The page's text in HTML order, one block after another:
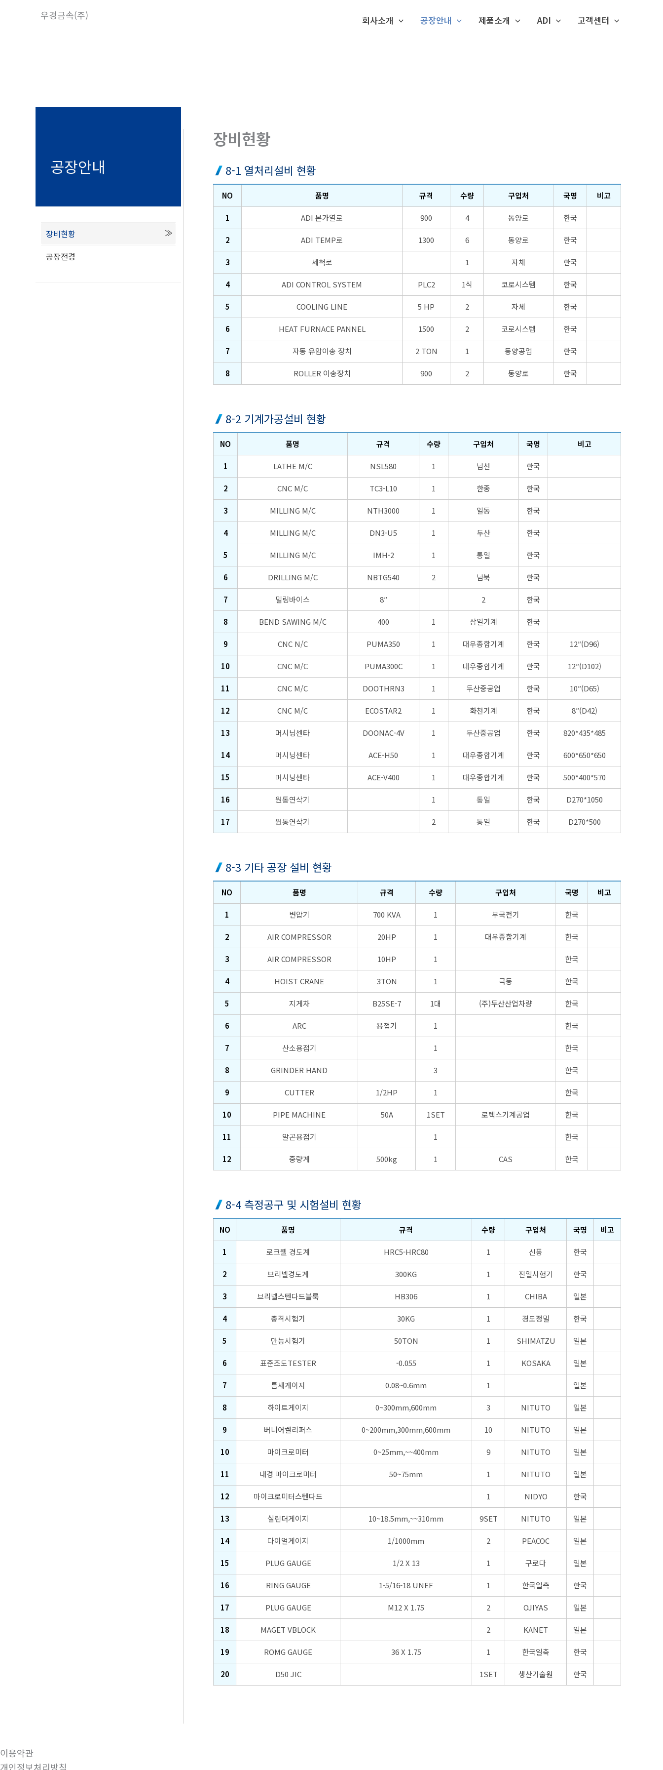
우경금속(주) 회사소개 공장안내 제품소개 ADI 고객센터
공장안내
장비현황
공장전경
장비현황
8-1 열처리설비 현황
NO 품명 규격 수량 구입처 국명 비고
1 ADI 본가열로 900 4 동양로 한국
2 ADI TEMP로 1300 6 동양로 한국
3 세척로 1 자체 한국
4 ADI CONTROL SYSTEM PLC2 1식 코로시스템 한국
5 COOLING LINE 5 HP 2 자체 한국
6 HEAT FURNACE PANNEL 1500 2 코로시스템 한국
7 자동 유압이송 장치 2 TON 1 동양공업 한국
8 ROLLER 이송장치 900 2 동양로 한국
8-2 기계가공설비 현황
NO 품명 규격 수량 구입처 국명 비고
1 LATHE M/C NSL580 1 남선 한국
2 CNC M/C TC3-L10 1 한종 한국
3 MILLING M/C NTH3000 1 일동 한국
4 MILLING M/C DN3-U5 1 두산 한국
5 MILLING M/C IMH-2 1 통일 한국
6 DRILLING M/C NBTG540 2 남북 한국
7 밀링바이스 8″ 2 한국
8 BEND SAWING M/C 400 1 삼일기계 한국
9 CNC N/C PUMA350 1 대우종합기계 한국 12″(D96)
10 CNC M/C PUMA300C 1 대우종합기계 한국 12″(D102)
11 CNC M/C DOOTHRN3 1 두산중공업 한국 10″(D65)
12 CNC M/C ECOSTAR2 1 화천기계 한국 8″(D42)
13 머시닝센타 DOONAC-4V 1 두산중공업 한국 820*435*485
14 머시닝센타 ACE-H50 1 대우종합기계 한국 600*650*650
15 머시닝센타 ACE-V400 1 대우종합기계 한국 500*400*570
16 원통연삭기 1 통일 한국 D270*1050
17 원통연삭기 2 통일 한국 D270*500
8-3 기타 공장 설비 현황
NO 품명 규격 수량 구입처 국명 비고
1 변압기 700 KVA 1 부국전기 한국
2 AIR COMPRESSOR 20HP 1 대우종합기계 한국
3 AIR COMPRESSOR 10HP 1 한국
4 HOIST CRANE 3TON 1 극동 한국
5 지게차 B25SE-7 1대 (주)두산산업차량 한국
6 ARC 용접기 1 한국
7 산소용접기 1 한국
8 GRINDER HAND 3 한국
9 CUTTER 1/2HP 1 한국
10 PIPE MACHINE 50A 1SET 로렉스기계공업 한국
11 알곤용접기 1 한국
12 중량계 500kg 1 CAS 한국
8-4 측정공구 및 시험설비 현황
NO 품명 규격 수량 구입처 국명 비고
1 로크웰 경도계 HRC5-HRC80 1 신풍 한국
2 브리넬경도계 300KG 1 진일시험기 한국
3 브리넬스텐다드블룩 HB306 1 CHIBA 일본
4 충격시험기 30KG 1 경도정밀 한국
5 만능시험기 50TON 1 SHIMATZU 일본
6 표준조도TESTER -0.055 1 KOSAKA 일본
7 틈새게이지 0.08~0.6mm 1 일본
8 하이트게이지 0~300mm,600mm 3 NITUTO 일본
9 버니어켈리퍼스 0~200mm,300mm,600mm 10 NITUTO 일본
10 마이크로미터 0~25mm,~~400mm 9 NITUTO 일본
11 내경 마이크로미터 50~75mm 1 NITUTO 일본
12 마이크로미터스텐다드 1 NIDYO 한국
13 실린더게이지 10~18.5mm,~~310mm 9SET NITUTO 일본
14 다이얼게이지 1/1000mm 2 PEACOC 일본
15 PLUG GAUGE 1/2 X 13 1 구로다 일본
16 RING GAUGE 1-5/16-18 UNEF 1 한국일측 한국
17 PLUG GAUGE M12 X 1.75 2 OJIYAS 일본
18 MAGET VBLOCK 2 KANET 일본
19 ROMG GAUGE 36 X 1.75 1 한국일축 한국
20 D50 JIC 1SET 생산기술원 한국
이용약관
개인정보처리방침